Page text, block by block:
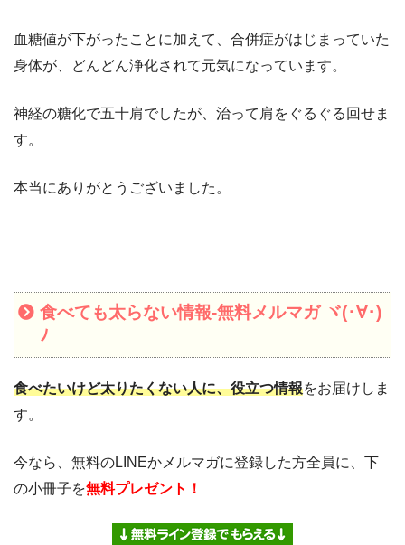
血糖値が下がったことに加えて、合併症がはじまっていた
身体が、どんどん浄化されて元気になっています。
神経の糖化で五十肩でしたが、治って肩をぐるぐる回せま
す。
本当にありがとうございました。
食べても太らない情報-無料メルマガ ヾ(･∀･)
ﾉ
食べたいけど太りたくない人に、役立つ情報をお届けしま
す。
今なら、無料のLINEかメルマガに登録した方全員に、下
の小冊子を無料プレゼント！